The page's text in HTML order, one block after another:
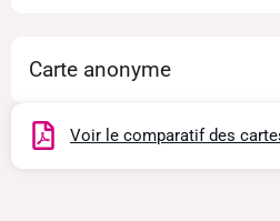
Carte anonyme
Voir le comparatif des